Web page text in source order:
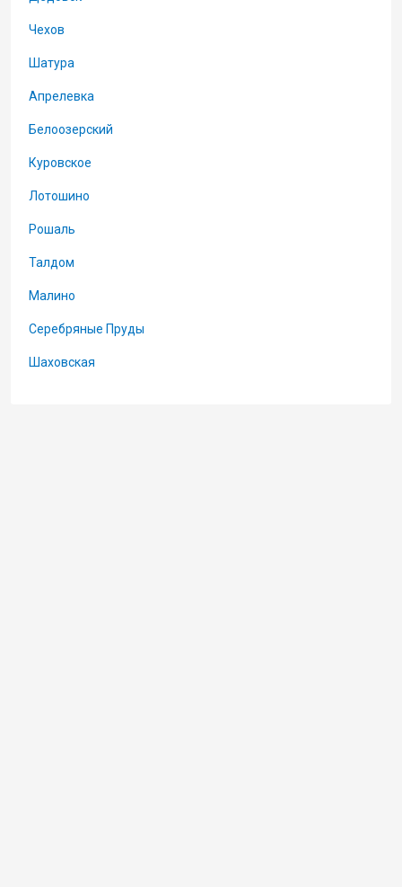
Чехов
Шатура
Апрелевка
Белоозерский
Куровское
Лотошино
Рошаль
Талдом
Малино
Серебряные Пруды
Шаховская